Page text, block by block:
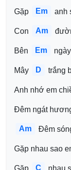
Gặp Em anh
Con Am
Bên Em
Mây D trắng
Anh nhớ em
Đêm ngát
Am Đêm
Gặp nhau sao
Gặp C nhau